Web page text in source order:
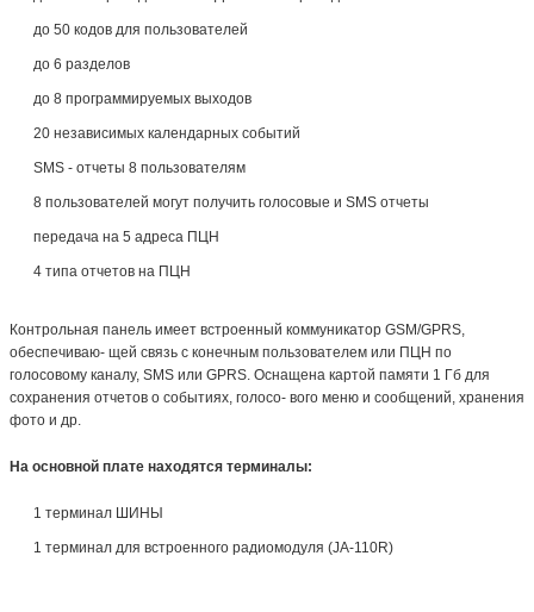
до 50 кодов для пользователей
до 6 разделов
до 8 программируемых выходов
20 независимых календарных событий
SMS - отчеты 8 пользователям
8 пользователей могут получить голосовые и SMS отчеты
передача на 5 адреса ПЦН
4 типа отчетов на ПЦН
Контрольная панель имеет встроенный коммуникатор GSM/GPRS,
обеспечиваю- щей связь с конечным пользователем или ПЦН по
голосовому каналу, SMS или GPRS. Оснащена картой памяти 1 Гб для
сохранения отчетов о событиях, голосо- вого меню и сообщений, хранения
фото и др.
На основной плате находятся терминалы:
1 терминал ШИНЫ
1 терминал для встроенного радиомодуля (JA-110R)